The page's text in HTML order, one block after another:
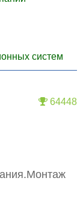
систем
64448